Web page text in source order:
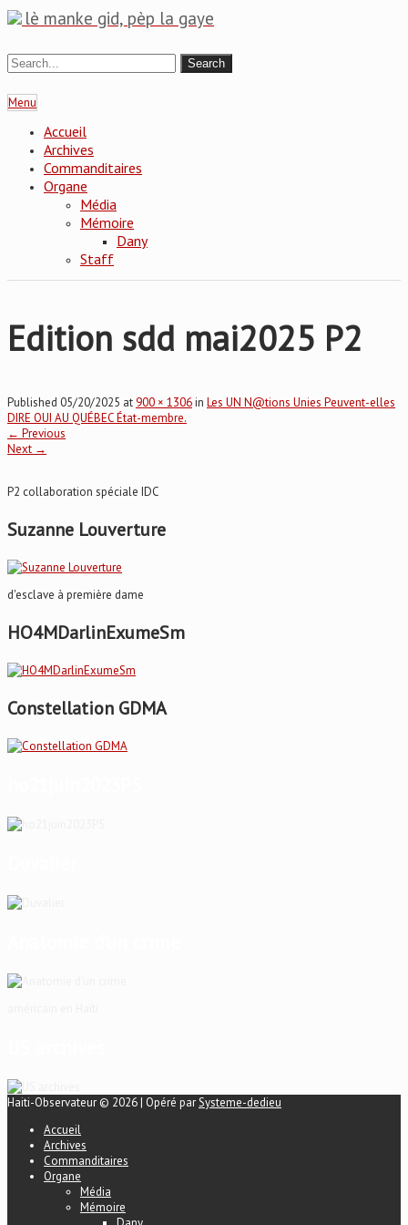
lè manke gid, pèp la gaye
Menu
Accueil
Archives
Commanditaires
Organe
Média
Mémoire
Dany
Staff
Edition sdd mai2025 P2
Published 05/20/2025 at 900 × 1306in Les UN N@tions Unies Peuvent-elles
DIRE OUI AU QUÉBEC État-membre.
← Previous
Next →
P2 collaboration spéciale IDC
Suzanne Louverture
d'esclave à première dame
HO4MDarlinExumeSm
Constellation GDMA
Haiti-Observateur © 2026 | Opéré parSysteme-dedieu
Accueil
Archives
Commanditaires
Organe
Média
Mémoire